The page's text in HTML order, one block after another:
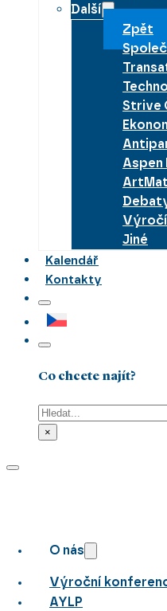
Další
Zpět
Strive
Aspen
Výročí
Jiné
Kalendář
Kontakty
Co chcete najít?
Hledat
×
O nás
Výroční
AYLP